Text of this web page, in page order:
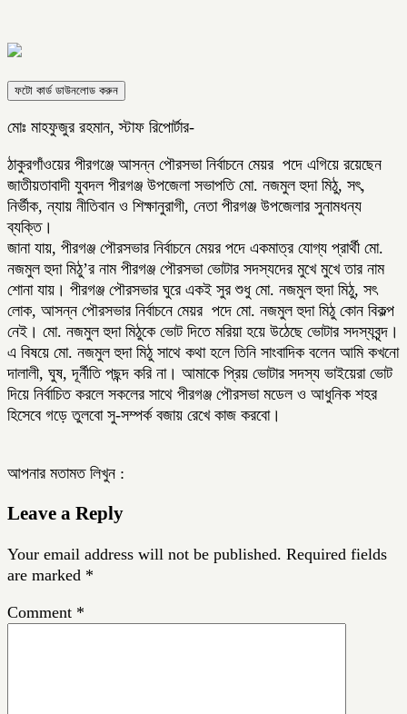
ফটো কার্ড ডাউনলোড করুন
মোঃ মাহফুজুর রহমান, স্টাফ রিপোর্টার-
ঠাকুরগাঁওয়ের পীরগঞ্জে আসন্ন পৌরসভা নির্বাচনে মেয়র পদে এগিয়ে রয়েছেন
জাতীয়তাবাদী যুবদল পীরগঞ্জ উপজেলা সভাপতি মো. নজমুল হুদা মিঠু, সৎ,
নির্ভীক, ন্যায় নীতিবান ও শিক্ষানুরাগী, নেতা পীরগঞ্জ উপজেলার সুনামধন্য
ব্যক্তি।
জানা যায়, পীরগঞ্জ পৌরসভার নির্বাচনে মেয়র পদে একমাত্র যোগ্য প্রার্থী মো.
নজমুল হুদা মিঠু’র নাম পীরগঞ্জ পৌরসভা ভোটার সদস্যদের মুখে মুখে তার নাম
শোনা যায়। পীরগঞ্জ পৌরসভার ঘুরে একই সুর শুধু মো. নজমুল হুদা মিঠু, সৎ
লোক, আসন্ন পৌরসভার নির্বাচনে মেয়র পদে মো. নজমুল হুদা মিঠু কোন বিকল্প
নেই। মো. নজমুল হুদা মিঠুকে ভোট দিতে মরিয়া হয়ে উঠেছে ভোটার সদস্যবৃন্দ।
এ বিষয়ে মো. নজমুল হুদা মিঠু সাথে কথা হলে তিনি সাংবাদিক বলেন আমি কখনো
দালালী, ঘুষ, দূর্নীতি পছন্দ করি না। আমাকে প্রিয় ভোটার সদস্য ভাইয়েরা ভোট
দিয়ে নির্বাচিত করলে সকলের সাথে পীরগঞ্জ পৌরসভা মডেল ও আধুনিক শহর
হিসেবে গড়ে তুলবো সু-সম্পর্ক বজায় রেখে কাজ করবো।
আপনার মতামত লিখুন :
Leave a Reply
Your email address will not be published. Required fields
are marked *
Comment *